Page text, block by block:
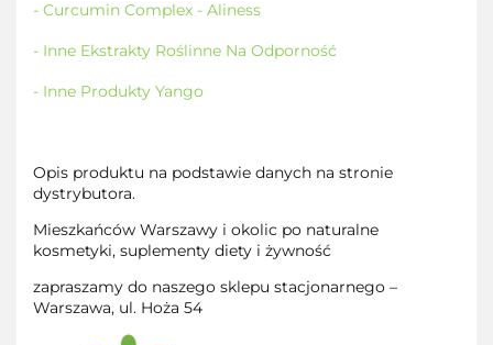
- Curcumin Complex - Aliness
- Inne Ekstrakty Roślinne Na Odporność
- Inne Produkty Yango
Opis produktu na podstawie danych na stronie
dystrybutora.
Mieszkańców Warszawy i okolic po naturalne
kosmetyki, suplementy diety i żywność
zapraszamy do naszego sklepu stacjonarnego –
Warszawa, ul. Hoża 54